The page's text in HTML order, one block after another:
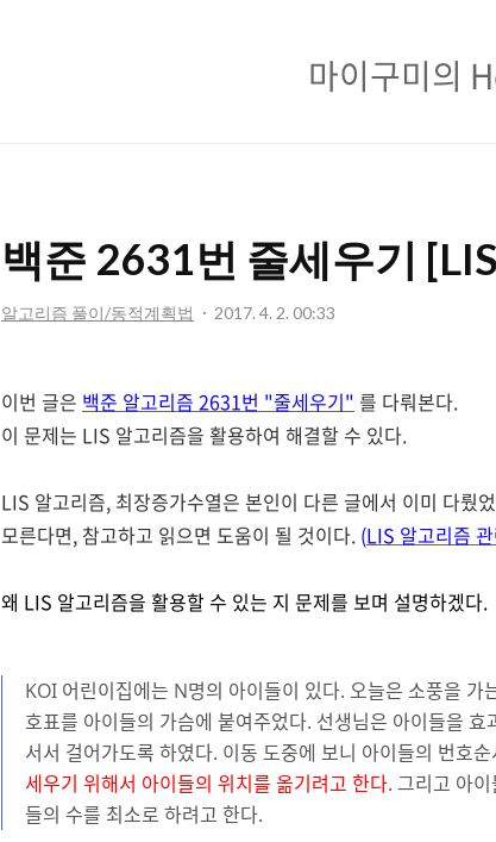
마이구미의
백준 2631번 줄세우기
알고리즘 풀이/동적계획법 2017. 4. 2. 00:33
이번 글은 백준 알고리즘 2631번 "줄세우기" 를 다뤄본다.
이 문제는 LIS 알고리즘을 활용하여 해결할 수 있다.
LIS 알고리즘, 최장증가수열은 본인이 다른 글에서 이미 다뤘
모른다면, 참고하고 읽으면 도움이 될 것이다. (LIS 알고리즘
왜 LIS 알고리즘을 활용할 수 있는 지 문제를 보며 설명하겠다.
KOI 어린이집에는 N명의 아이들이 있다. 오늘은 소풍을
호표를 아이들의 가슴에 붙여주었다. 선생님은 아이들을
서서 걸어가도록 하였다. 이동 도중에 보니 아이들의 번호
세우기 위해서 아이들의 위치를 옮기려고 한다. 그리고 아
들의 수를 최소로 하려고 한다.